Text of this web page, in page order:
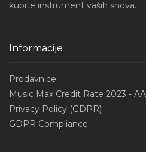
kupite instrument vaših snova.
Informacije
Prodavnice
Music Max Credit Rate 2023 -
Privacy Policy (GDPR)
GDPR Compliance